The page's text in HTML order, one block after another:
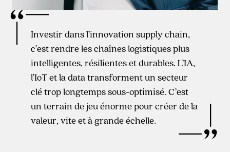
Investir dans l’innovation supply chain,
c’est rendre les chaînes logistiques plus
intelligentes, résilientes et durables. L’IA,
l’IoT et la data transforment un secteur
clé trop longtemps sous-optimisé. C’est
un terrain de jeu énorme pour créer de la
valeur, vite et à grande échelle.